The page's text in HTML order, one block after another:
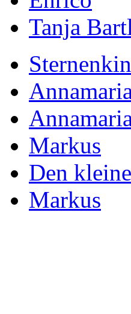
Tanja
Markus
Den
Markus